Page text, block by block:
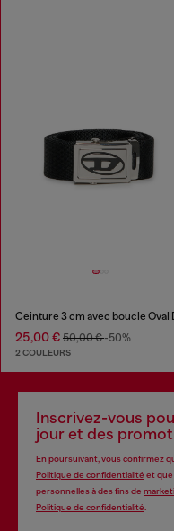
Ceinture 3 cm avec boucle Oval
25,00 € 50,00 €-50%
2 COULEURS
Inscrivez-vous
jour et des
En poursuivant, vous confirmez
Politique de confidentialité et que
personnelles à des fins de
Politique de confidentialité